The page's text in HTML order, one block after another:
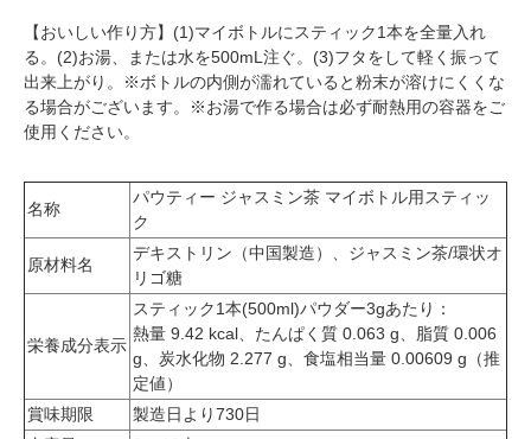
【おいしい作り方】(1)マイボトルにスティック1本を全量入れ
る。(2)お湯、または水を500mL注ぐ。(3)フタをして軽く振って
出来上がり。※ボトルの内側が濡れていると粉末が溶けにくくな
る場合がございます。※お湯で作る場合は必ず耐熱用の容器をご
使用ください。
名称
パウティー ジャスミン茶 マイボトル用スティッ
ク
原材料名
デキストリン（中国製造）、ジャスミン茶/環状オ
リゴ糖
栄養成分表示
スティック1本(500ml)パウダー3gあたり：
熱量 9.42 kcal、たんぱく質 0.063 g、脂質 0.006
g、炭水化物 2.277 g、食塩相当量 0.00609 g（推
定値）
賞味期限
製造日より730日